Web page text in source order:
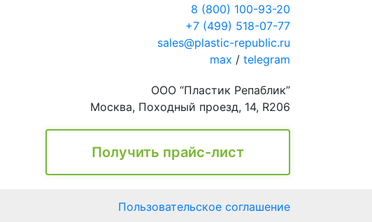
8 (800) 100-93-20
+7 (499) 518-07-77
sales@plastic-republic.ru
max / telegram
ООО “Пластик Репаблик”
Москва, Походный проезд, 14, R206
Получить прайс-лист
Пользовательское соглашение